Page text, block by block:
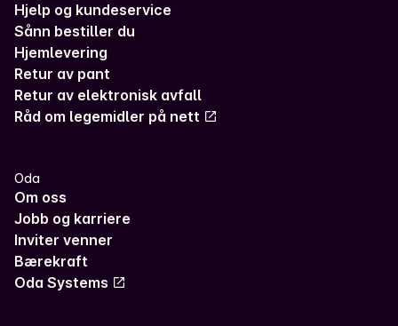
Hjelp og kundeservice
Sånn bestiller du
Hjemlevering
Retur av pant
Retur av elektronisk avfall
Råd om legemidler på nett
Oda
Om oss
Jobb og karriere
Inviter venner
Bærekraft
Oda Systems